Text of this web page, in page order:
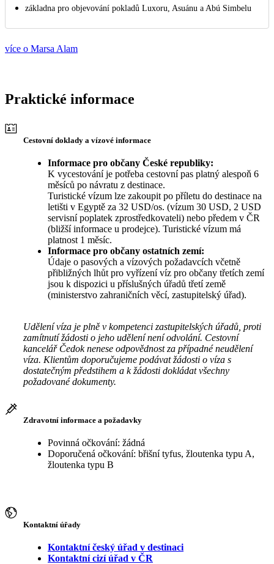
základna pro objevování pokladů Luxoru, Asuánu a Abú Simbelu
více o Marsa Alam
Praktické informace
Cestovní doklady a vízové informace
Informace pro občany České republiky:
K vycestování je potřeba cestovní pas platný alespoň 6
měsíců po návratu z destinace.
Turistické vízum lze zakoupit po příletu do destinace na
letišti v Egyptě za 32 USD/os. (vízum 30 USD, 2 USD
servisní poplatek zprostředkovateli) nebo předem v ČR
(bližší informace u prodejce). Turistické vízum má
platnost 1 měsíc.
Informace pro občany ostatních zemí:
Údaje o pasových a vízových požadavcích včetně
přibližných lhůt pro vyřízení víz pro občany třetích zemí
jsou k dispozici u příslušných úřadů třetí země
(ministerstvo zahraničních věcí, zastupitelský úřad).
Udělení víza je plně v kompetenci zastupitelských úřadů, proti
zamítnutí žádosti o jeho udělení není odvolání. Cestovní
kancelář Čedok nenese odpovědnost za případné neudělení
víza. Klientům doporučujeme podávat žádosti o víza s
dostatečným předstihem a k žádosti dokládat všechny
požadované dokumenty.
Zdravotní informace a požadavky
Povinná očkování: žádná
Doporučená očkování: břišní tyfus, žloutenka typu A,
žloutenka typu B
Kontaktní úřady
Kontaktní český úřad v destinaci
Kontaktní cizí úřad v ČR